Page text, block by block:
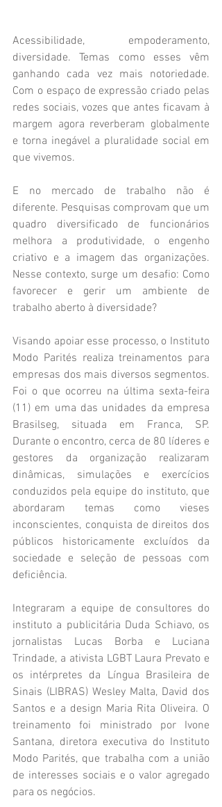
Acessibilidade, empoderamento,
diversidade. Temas como esses vêm
ganhando cada vez mais notoriedade.
Com o espaço de expressão criado pelas
redes sociais, vozes que antes ficavam à
margem agora reverberam globalmente
e torna inegável a pluralidade social em
que vivemos.
E no mercado de trabalho não é
diferente. Pesquisas comprovam que um
quadro diversificado de funcionários
melhora a produtividade, o engenho
criativo e a imagem das organizações.
Nesse contexto, surge um desafio: Como
favorecer e gerir um ambiente de
trabalho aberto à diversidade?
Visando apoiar esse processo, o Instituto
Modo Parités realiza treinamentos para
empresas dos mais diversos segmentos.
Foi o que ocorreu na última sexta-feira
(11) em uma das unidades da empresa
Brasilseg, situada em Franca, SP.
Durante o encontro, cerca de 80 líderes e
gestores da organização realizaram
dinâmicas, simulações e exercícios
conduzidos pela equipe do instituto, que
abordaram temas como vieses
inconscientes, conquista de direitos dos
públicos historicamente excluídos da
sociedade e seleção de pessoas com
deficiência.
Integraram a equipe de consultores do
instituto a publicitária Duda Schiavo, os
jornalistas Lucas Borba e Luciana
Trindade, a ativista LGBT Laura Prevato e
os intérpretes da Língua Brasileira de
Sinais (LIBRAS) Wesley Malta, David dos
Santos e a design Maria Rita Oliveira. O
treinamento foi ministrado por Ivone
Santana, diretora executiva do Instituto
Modo Parités, que trabalha com a união
de interesses sociais e o valor agregado
para os negócios.